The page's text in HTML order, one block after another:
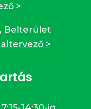
>
Belterület
>